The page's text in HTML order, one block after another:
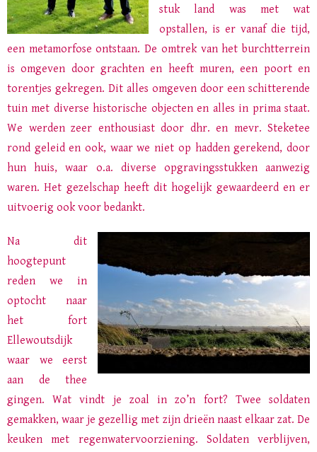
stuk land was met wat
opstallen, is er vanaf die tijd,
een metamorfose ontstaan. De omtrek van het burchtterrein
is omgeven door grachten en heeft muren, een poort en
torentjes gekregen. Dit alles omgeven door een schitterende
tuin met diverse historische objecten en alles in prima staat.
We werden zeer enthousiast door dhr. en mevr. Steketee
rond geleid en ook, waar we niet op hadden gerekend, door
hun huis, waar o.a. diverse opgravingsstukken aanwezig
waren. Het gezelschap heeft dit hogelijk gewaardeerd en er
uitvoerig ook voor bedankt.
Na dit
hoogtepunt
reden we in
optocht naar
het fort
Ellewoutsdijk
waar we eerst
aan de thee
gingen. Wat vindt je zoal in zo’n fort? Twee soldaten
gemakken, waar je gezellig met zijn drieën naast elkaar zat. De
keuken met regenwatervoorziening. Soldaten verblijven,